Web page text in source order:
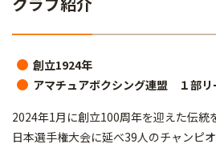
創立1924年
アマチュアボクシング連盟 １部リ
2024年1月に創立100周年を迎えた伝統
日本選手権大会に延べ39人のチャンピ